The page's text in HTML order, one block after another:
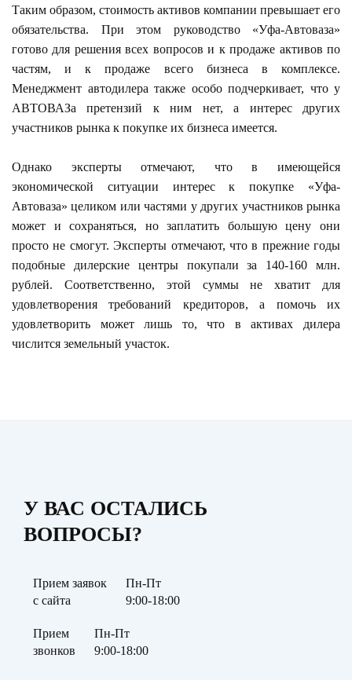
Таким образом, стоимость активов компании превышает его
обязательства. При этом руководство «Уфа-Автоваза»
готово для решения всех вопросов и к продаже активов по
частям, и к продаже всего бизнеса в комплексе.
Менеджмент автодилера также особо подчеркивает, что у
АВТОВАЗа претензий к ним нет, а интерес других
участников рынка к покупке их бизнеса имеется.
Однако эксперты отмечают, что в имеющейся
экономической ситуации интерес к покупке «Уфа-
Автоваза» целиком или частями у других участников рынка
может и сохраняться, но заплатить большую цену они
просто не смогут. Эксперты отмечают, что в прежние годы
подобные дилерские центры покупали за 140-160 млн.
рублей. Соответственно, этой суммы не хватит для
удовлетворения требований кредиторов, а помочь их
удовлетворить может лишь то, что в активах дилера
числится земельный участок.
У ВАС ОСТАЛИСЬ
ВОПРОСЫ?
Прием заявок
с сайта
Пн-Пт
9:00-18:00
Прием
звонков
Пн-Пт
9:00-18:00